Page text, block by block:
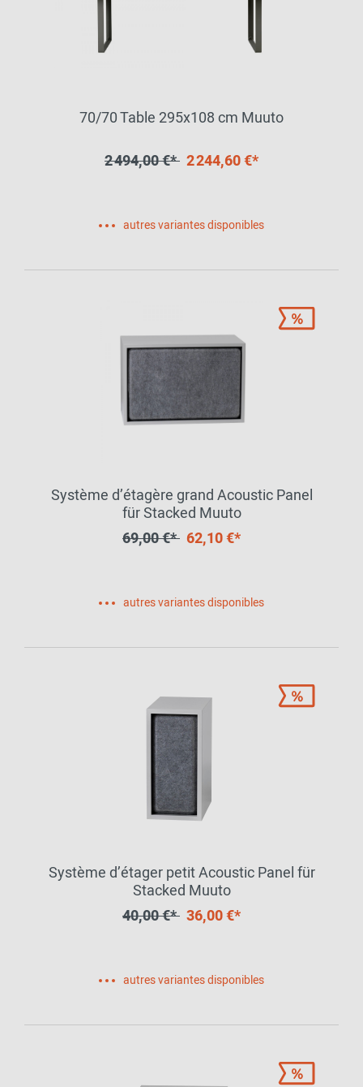
70/70 Table 295x108 cm Muuto
2 494,00 €* 2 244,60 €*
autres variantes disponibles
Système d’étagère grand Acoustic Panel
für Stacked Muuto
69,00 €* 62,10 €*
autres variantes disponibles
Système d’étager petit Acoustic Panel für
Stacked Muuto
40,00 €* 36,00 €*
autres variantes disponibles